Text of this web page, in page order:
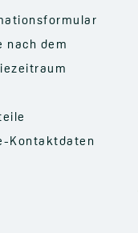
nach dem
Kontaktdaten